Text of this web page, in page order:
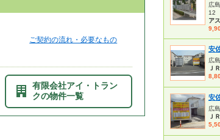
ご契約の流れ・必要なもの
有限会社アイ・トラン
クの物件一覧
広
12
ア
安
広
Ｊ
安
広
Ｊ